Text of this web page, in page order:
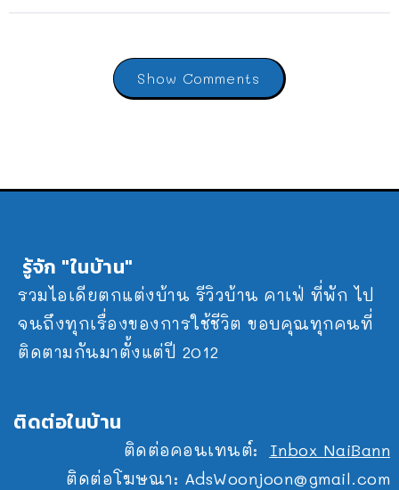
Show Comments
รู้จัก "ในบ้าน"
รวมไอเดียตกแต่งบ้าน รีวิวบ้าน คาเฟ่ ที่พัก ไป
จนถึงทุกเรื่องของการใช้ชีวิต ขอบคุณทุกคนที่
ติดตามกันมาตั้งแต่ปี 2012
ติดต่อในบ้าน
ติดต่อคอนเทนต์: Inbox NaiBann
ติดต่อโฆษณา: AdsWoonjoon@gmail.com